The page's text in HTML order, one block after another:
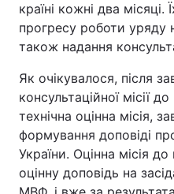
Тема оформлення
країні кожні два
прогресу роботи
також надання
Як очікувалося, після
консультаційної місії
технічна оцінна місія,
формування доповіді
України. Оцінна місія
оцінну доповідь на